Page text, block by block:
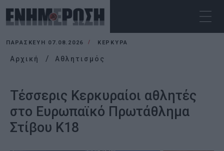
ΠΑΡΑΣΚΕΥΉ 07.08.2026 ΚΕΡΚΥΡΑ
Αρχική Αθλητισμός
Τέσσερις Κερκυραίοι αθλητές
στο Ευρωπαϊκό Πρωτάθλημα
Στίβου Κ18